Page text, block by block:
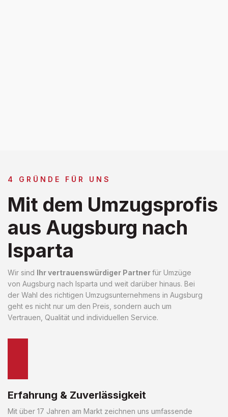
4 GRÜNDE FÜR UNS
Mit dem Umzugsprofis
aus Augsburg nach
Isparta
Wir sind Ihr vertrauenswürdiger Partnerfür Umzüge
von Augsburg nach Isparta und weit darüber hinaus. Bei
der Wahl des richtigen Umzugsunternehmens in Augsburg
geht es nicht nur um den Preis, sondern auch um
Vertrauen, Qualität und individuellen Service.
Erfahrung & Zuverlässigkeit
Mit über 17 Jahren am Markt zeichnen uns umfassende